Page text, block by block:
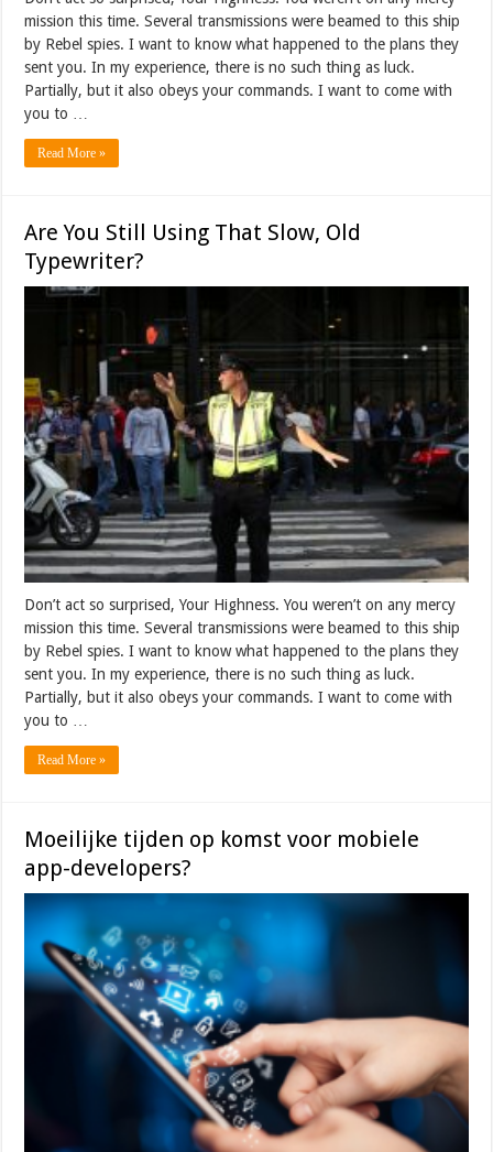
mission this time. Several transmissions were beamed to this ship
by Rebel spies. I want to know what happened to the plans they
sent you. In my experience, there is no such thing as luck.
Partially, but it also obeys your commands. I want to come with
you to …
Read More »
Are You Still Using That Slow, Old
Typewriter?
Don’t act so surprised, Your Highness. You weren’t on any mercy
mission this time. Several transmissions were beamed to this ship
by Rebel spies. I want to know what happened to the plans they
sent you. In my experience, there is no such thing as luck.
Partially, but it also obeys your commands. I want to come with
you to …
Read More »
Moeilijke tijden op komst voor mobiele
app-developers?